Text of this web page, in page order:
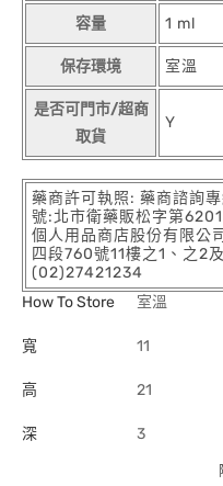
容量 1 ml
保存環境 室溫
是否可門市/超商
取貨
Y
藥商許可執照: 藥商諮詢
號:北市衛藥販松字第
個人用品商店股份有限公
四段760號11樓之1、之2
(02)27421234
How To Store
室溫
寬 11
高 21
深 3